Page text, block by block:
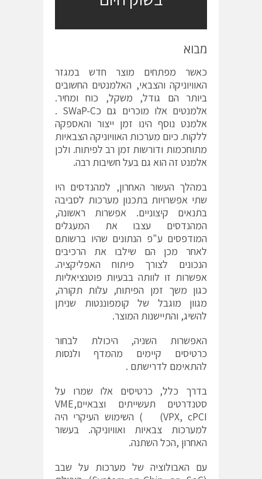
מבוא
כאשר מפתחים מוצר חדש במגזר
האוויוניקה והצבאי, האלמנטים החשובים
ביותר הם גודל, משקל, כוח ומחיר.
אלמנטים אלו מוכרים גם כSWaP-C .
אלמנט נוסף הינו זמן ייצור והאספקה
ללקוח. כיום מערכות האוויוניקה הצבאיות
מתוחכמות ודורשות זמן רב לפיתוח. ולכן
אלמנט זה הוא גם בעל חשיבות רבה.
במהלך העשור האחרון, למהנדסים היו
שתי אפשרויות בתכנון מערכות לסביבה
בתנאים קיצוניים. אפשרות ראשונה,
המהנדסים עצבו את המעגלים
המודפסים ע"פ הנתונים שהיו ברשותם
לאחר מכן הם שילבו את הרכיבים
הנכונים לצורך פיתוח האפליקציה.
אפשרות זו לוותה בבעיות פוטנציאליות
כגון משך זמן הפיתוח, עלות תקורה,
מגוון מוגבל של קומפוננטות שניתן
להשיג, והתיישנות המוצר.
האפשרות השניה, היכולת לבחור
כרטיסים קיימים מהמדף ולנסות
להתאימם לדרישתם .
בדרך כלל, כרטיסים אלו שמרו על
סטנדרטים תעשייתים וצבאייםVME,
VPX, cPCI) ) השימוש העיקרי היה
למערכות צבאיות ואוויוניקה. בעשור
האחרון ,הכל השתנה.
עם האבולוציה של מערכות על שבב